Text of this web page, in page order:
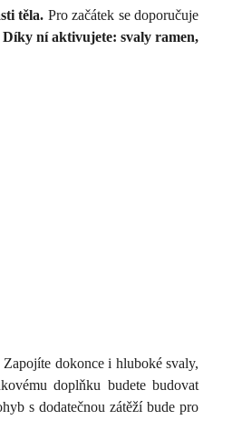
těla. Pro začátek se doporučuje
Díky ní aktivujete: svaly ramen,
dokonce i hluboké svaly,
doplňku budete budovat
s dodatečnou zátěží bude pro